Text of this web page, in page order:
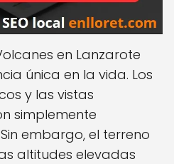
en Lanzarote
única en la vida. Los
y las vistas
simplemente
embargo, el terreno
altitudes elevadas